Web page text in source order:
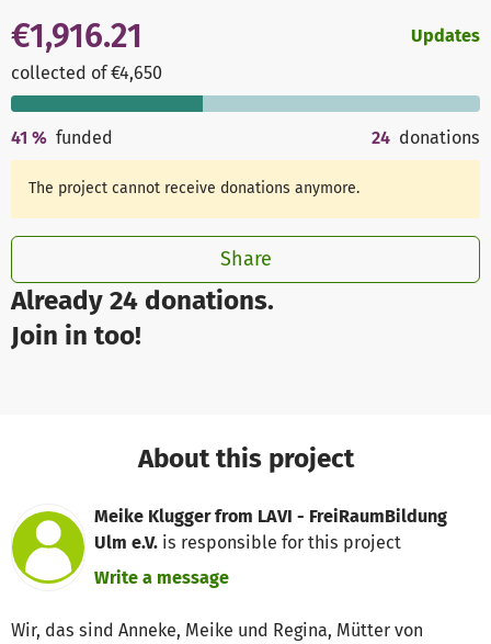
Already 24 donations.
Join in too!
€1,916.21
collected of €4,650
Updates
41 % funded 24 donations
The project cannot receive donations anymore.
Share
About this project
Meike Klugger from LAVI - FreiRaumBildung
Ulm e.V. is responsible for this project
Write a message
Wir, das sind Anneke, Meike und Regina, Mütter von